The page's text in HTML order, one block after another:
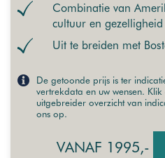
Combinatie van
cultuur en gezelligheid
Uit te breiden met
De getoonde prijs is ter
vertrekdata en uw wensen.
uitgebreider overzicht van
ons op.
VANAF 1995,-